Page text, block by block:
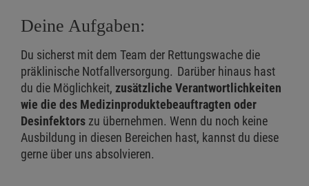
Deine Aufgaben:
Du sicherst mit dem Team der Rettungswache die
präklinische Notfallversorgung. Darüber hinaus hast
du die Möglichkeit, zusätzliche Verantwortlichkeiten
wie die des Medizinproduktebeauftragten oder
Desinfektors zu übernehmen. Wenn du noch keine
Ausbildung in diesen Bereichen hast, kannst du diese
gerne über uns absolvieren.